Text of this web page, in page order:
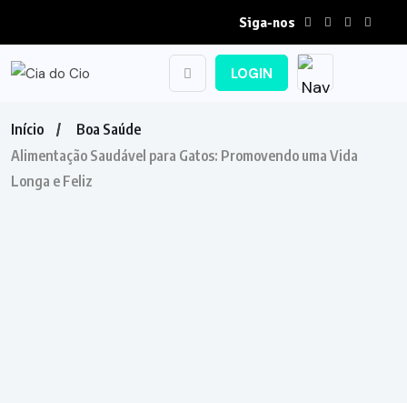
Siga-nos
LOGIN
Início
Boa Saúde
Alimentação Saudável para Gatos: Promovendo uma Vida
Longa e Feliz